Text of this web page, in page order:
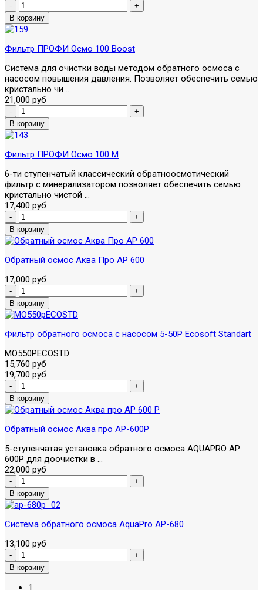
Фильтр ПРОФИ Осмо 100 Boost
Система для очистки воды методом обратного осмоса с
насосом повышения давления. Позволяет обеспечить семью
кристально чи ...
21,000 руб
Фильтр ПРОФИ Осмо 100 М
6-ти ступенчатый классический обратноосмотический
фильтр с минерализатором позволяет обеспечить семью
кристально чистой ...
17,400 руб
Обратный осмос Аква Про AP 600
17,000 руб
Фильтр обратного осмоса с насосом 5-50P Ecosoft Standart
MO550PECOSTD
15,760 руб
19,700 руб
Обратный осмос Аква про AP-600P
5-ступенчатая установка обратного осмоса AQUAPRO AP
600P для доочистки в ...
22,000 руб
Система обратного осмоса AquaPro AP-680
13,100 руб
1